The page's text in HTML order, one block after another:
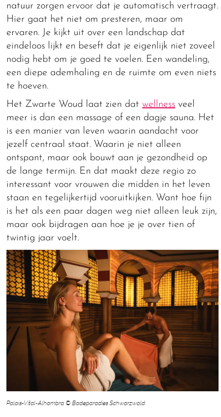
natuur zorgen ervoor dat je automatisch vertraagt.
Hier gaat het niet om presteren, maar om
ervaren. Je kijkt uit over een landschap dat
eindeloos lijkt en beseft dat je eigenlijk niet zoveel
nodig hebt om je goed te voelen. Een wandeling,
een diepe ademhaling en de ruimte om even niets
te hoeven.
Het Zwarte Woud laat zien datwellness veel
meer is dan een massage of een dagje sauna. Het
is een manier van leven waarin aandacht voor
jezelf centraal staat. Waarin je niet alleen
ontspant, maar ook bouwt aan je gezondheid op
de lange termijn. En dat maakt deze regio zo
interessant voor vrouwen die midden in het leven
staan en tegelijkertijd vooruitkijken. Want hoe fijn
is het als een paar dagen weg niet alleen leuk zijn,
maar ook bijdragen aan hoe je je over tien of
twintig jaar voelt.
Palais-Vital-Alhambra © Badeparadies Schwarzwald